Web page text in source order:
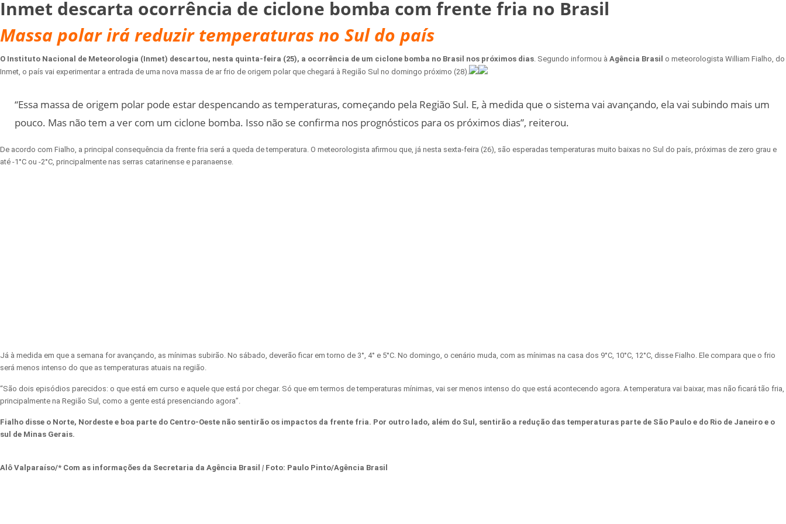
Inmet descarta ocorrência de ciclone bomba com frente fria no Brasil
Massa polar irá reduzir temperaturas no Sul do país
O Instituto Nacional de Meteorologia (Inmet) descartou, nesta quinta-feira (25), a ocorrência de um ciclone bomba no Brasil nos próximos dias. Segundo informou à Agência Brasil o meteorologista William Fialho, do
Inmet, o país vai experimentar a entrada de uma nova massa de ar frio de origem polar que chegará à Região Sul no domingo próximo (28).
“Essa massa de origem polar pode estar despencando as temperaturas, começando pela Região Sul. E, à medida que o sistema vai avançando, ela vai subindo mais um
pouco. Mas não tem a ver com um ciclone bomba. Isso não se confirma nos prognósticos para os próximos dias”, reiterou.
De acordo com Fialho, a principal consequência da frente fria será a queda de temperatura. O meteorologista afirmou que, já nesta sexta-feira (26), são esperadas temperaturas muito baixas no Sul do país, próximas de zero grau e
até -1°C ou -2°C, principalmente nas serras catarinense e paranaense.
Já à medida em que a semana for avançando, as mínimas subirão. No sábado, deverão ficar em torno de 3°, 4° e 5°C. No domingo, o cenário muda, com as mínimas na casa dos 9°C, 10°C, 12°C, disse Fialho. Ele compara que o frio
será menos intenso do que as temperaturas atuais na região.
“São dois episódios parecidos: o que está em curso e aquele que está por chegar. Só que em termos de temperaturas mínimas, vai ser menos intenso do que está acontecendo agora. A temperatura vai baixar, mas não ficará tão fria,
principalmente na Região Sul, como a gente está presenciando agora”.
Fialho disse o Norte, Nordeste e boa parte do Centro-Oeste não sentirão os impactos da frente fria. Por outro lado, além do Sul, sentirão a redução das temperaturas parte de São Paulo e do Rio de Janeiro e o
sul de Minas Gerais.
Alô Valparaíso/* Com as informações d a Secretaria da Agência Brasil | Foto: Paulo Pinto/Agência Brasil